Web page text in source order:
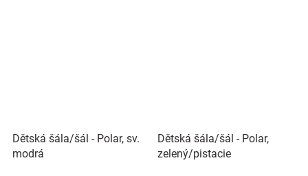
Dětská šála/šál - Polar, sv.
modrá
Dětská šála/šál - Polar,
zelený/pistacie